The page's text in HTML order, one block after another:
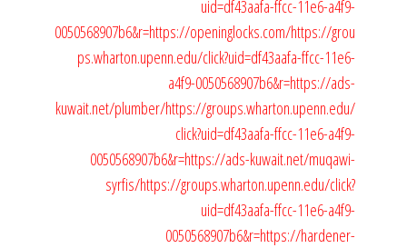
uid=df43aafa-ffcc-11e6-a4f9-
0050568907b6&r=https://openinglocks.com/https://grou
ps.wharton.upenn.edu/click?uid=df43aafa-ffcc-11e6-
a4f9-0050568907b6&r=https://ads-
kuwait.net/plumber/https://groups.wharton.upenn.edu/
click?uid=df43aafa-ffcc-11e6-a4f9-
0050568907b6&r=https://ads-kuwait.net/muqawi-
syrfis/https://groups.wharton.upenn.edu/click?
uid=df43aafa-ffcc-11e6-a4f9-
0050568907b6&r=https://hardener-